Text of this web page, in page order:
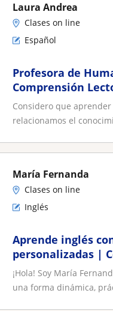
Laura Andrea
Clases on line
Español
Profesora de
Comprensión
Inglés (A1-A2) |
Considero que
relacionamos el
María Fernanda
Clases on line
Inglés
Aprende inglés
personalizadas |
y más
¡Hola! Soy María
una forma dinámica,